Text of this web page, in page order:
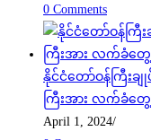
0 Comments
နိုင်ငံတော်ဝန်ကြီးခ
ကြီးအား လက်ခံတွ
April 1, 2024/